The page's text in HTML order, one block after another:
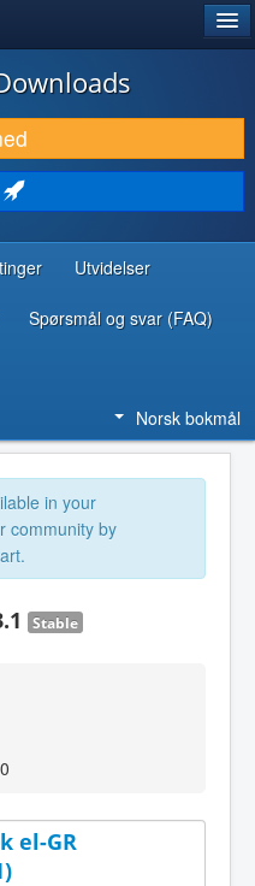
Utvidelser
Spørsmål og svar (FAQ)
Norsk bokmål
in your
community by
Stable
el-GR